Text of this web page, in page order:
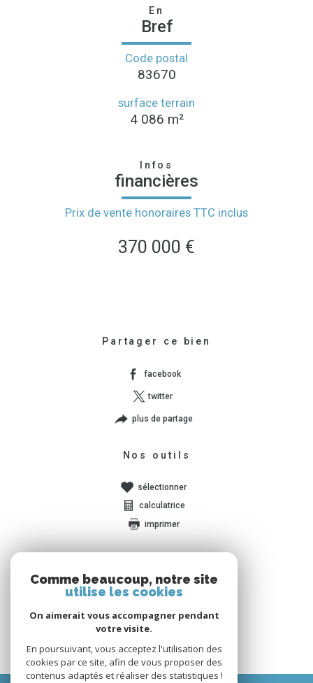
En
Bref
Code postal
83670
surface terrain
4 086 m²
Infos
financières
Prix de vente honoraires TTC inclus
370 000 €
Partager ce bien
facebook
twitter
plus de partage
Nos outils
sélectionner
calculatrice
imprimer
intéresser
Comme beaucoup, notre site
utilise les cookies
On aimerait vous accompagner pendant
votre visite.
En poursuivant, vous acceptez l'utilisation des
cookies par ce site, afin de vous proposer des
contenus adaptés et réaliser des statistiques !